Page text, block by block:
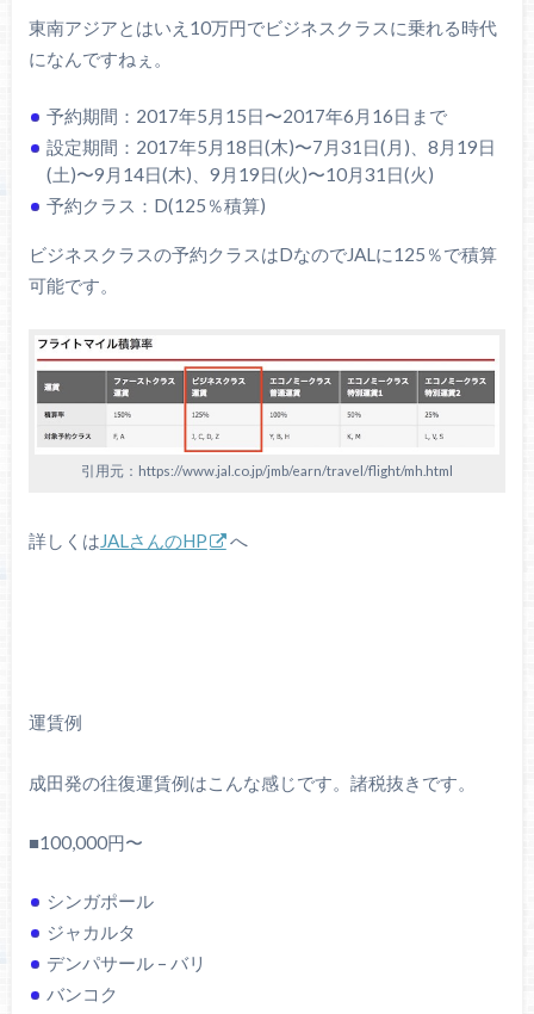
東南アジアとはいえ10万円でビジネスクラスに乗れる時代
になんですねぇ。
予約期間：2017年5月15日〜2017年6月16日まで
設定期間：2017年5月18日(木)〜7月31日(月)、8月19日
(土)〜9月14日(木)、9月19日(火)〜10月31日(火)
予約クラス：D(125％積算)
ビジネスクラスの予約クラスはDなのでJALに125％で積算
可能です。
引用元：https://www.jal.co.jp/jmb/earn/travel/flight/mh.html
詳しくはJALさんのHP へ
運賃例
成田発の往復運賃例はこんな感じです。諸税抜きです。
■100,000円〜
シンガポール
ジャカルタ
デンパサール – バリ
バンコク